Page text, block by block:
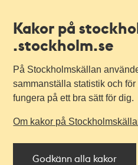
Kakor på
.stockholm.se
På Stockholmskällan
sammanställa statistik och
fungera på ett bra sätt för dig.
Om kakor på
Godkänn alla kakor